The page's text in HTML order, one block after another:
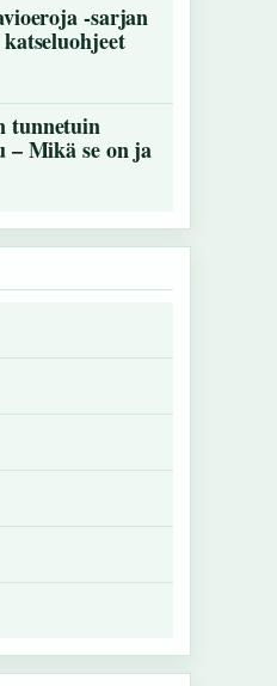
-sarjan
tunnetuin
– Mikä se on ja